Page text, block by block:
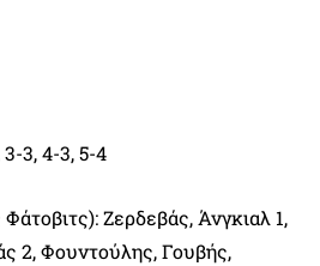
3-3, 4-3, 5-4
Ζερδεβάς, Άνγκιαλ 1,
2, Φουντούλης, Γουβής,